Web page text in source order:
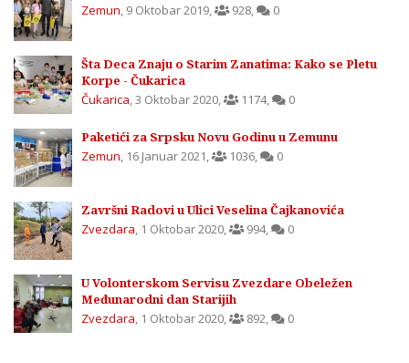
Zemun, 9 Oktobar 2019, 928, 0
Šta Deca Znaju o Starim Zanatima: Kako se Pletu
Korpe - Čukarica
Čukarica,3 Oktobar 2020, 1174, 0
Paketići za Srpsku Novu Godinu u Zemunu
Zemun, 16 Januar 2021, 1036, 0
Završni Radovi u Ulici Veselina Čajkanovića
Zvezdara, 1 Oktobar 2020, 994, 0
U Volonterskom Servisu Zvezdare Obeležen
Međunarodni dan Starijih
Zvezdara, 1 Oktobar 2020, 892, 0